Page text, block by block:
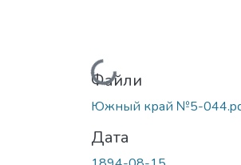
Вантажиться...
Файли
Южный край №5-
Дата